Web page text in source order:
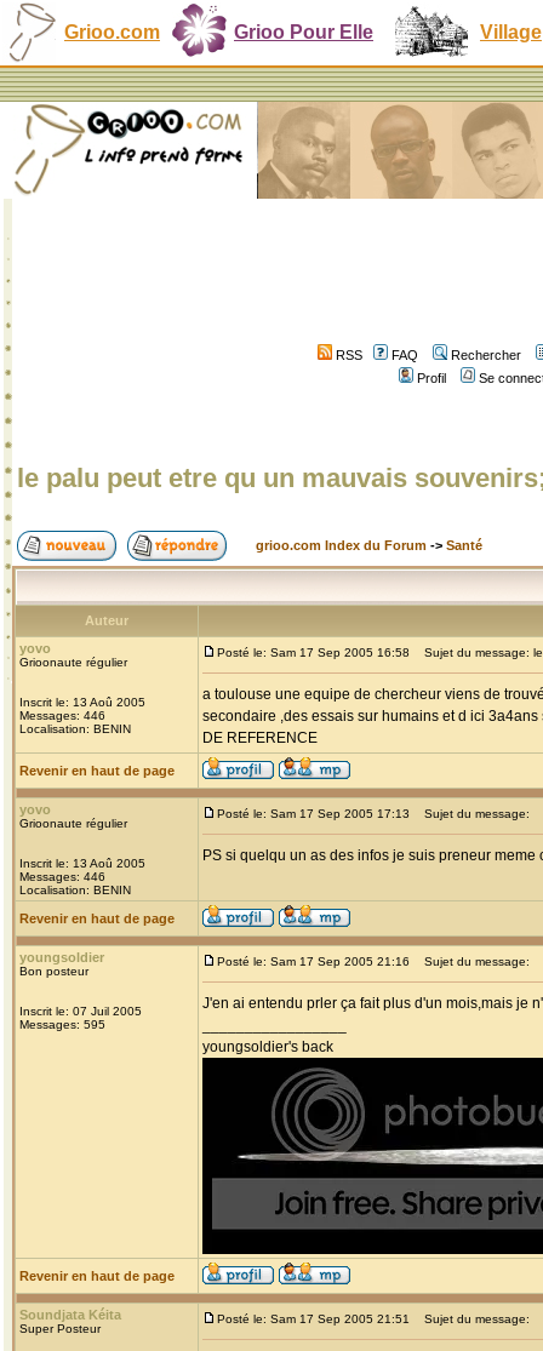
Grioo.com Grioo Pour Elle Village
RSS FAQ
Rechercher
Profil
Se
le palu peut etre qu un mauvais
grioo.com Index du Forum -> Santé
Auteur
yovo
Grioonaute régulier
Inscrit le: 13 Aoû 2005
Messages: 446
Localisation: BENIN
Posté le: Sam 17 Sep 2005 16:58 Sujet du message:
a toulouse une equipe de chercheur viens de
secondaire ,des essais sur humains et d ici
DE REFERENCE
Revenir en haut de page
yovo
Grioonaute régulier
Inscrit le: 13 Aoû 2005
Messages: 446
Localisation: BENIN
Posté le: Sam 17 Sep 2005 17:13 Sujet du message:
PS si quelqu un as des infos je suis preneur meme
Revenir en haut de page
youngsoldier
Bon posteur
Inscrit le: 07 Juil 2005
Messages: 595
Posté le: Sam 17 Sep 2005 21:16 Sujet du message:
J'en ai entendu prler ça fait plus d'un mois,mais je
youngsoldier's back
Revenir en haut de page
Soundjata Kéita
Super Posteur
Posté le: Sam 17 Sep 2005 21:51 Sujet du message: